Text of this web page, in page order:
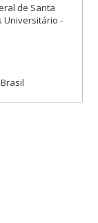
de Santa
Universitário -